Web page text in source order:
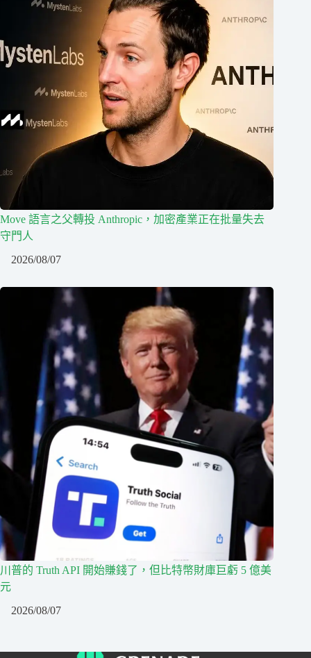
Move 語言之父轉投 Anthropic，加密產業正在批量失去
守門人
2026/08/07
川普的 Truth API 開始賺錢了，但比特幣財庫巨虧 5 億美
元
2026/08/07